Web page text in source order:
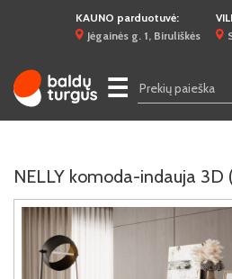
KAUNO parduotuvė:
Jėgainės g. 1, Biruliškės
☰
NELLY komoda-indauja 3D